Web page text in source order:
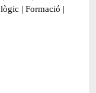
| Formació |